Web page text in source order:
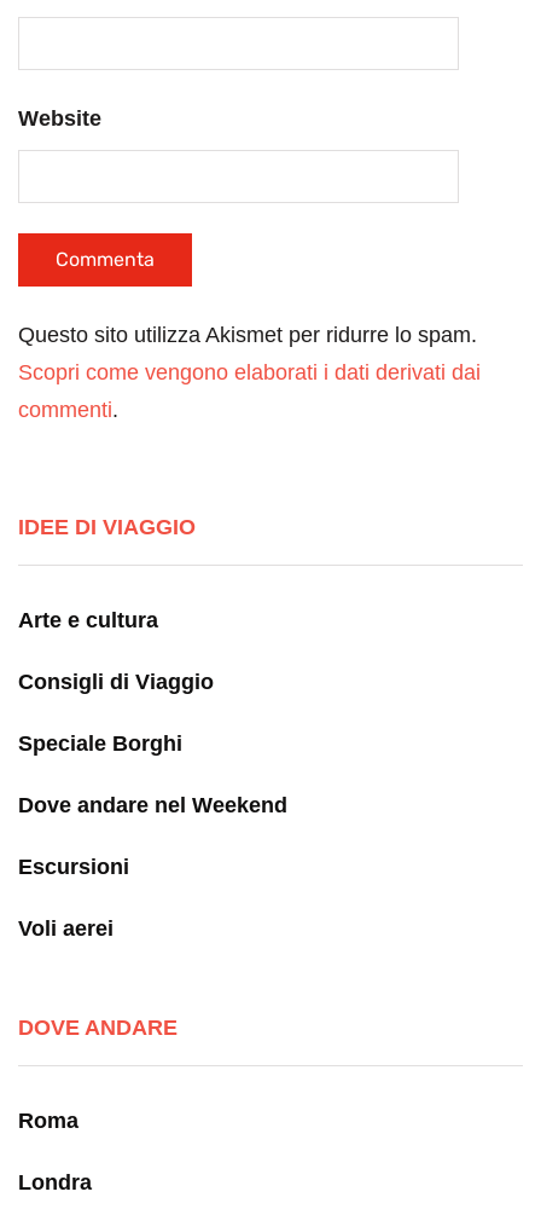
Website
Questo sito utilizza Akismet per ridurre lo spam.
Scopri come vengono elaborati i dati derivati dai
commenti.
IDEE DI VIAGGIO
Arte e cultura
Consigli di Viaggio
Speciale Borghi
Dove andare nel Weekend
Escursioni
Voli aerei
DOVE ANDARE
Roma
Londra